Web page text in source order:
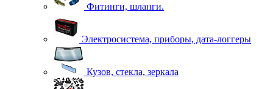
Фитинги, шланги.
Электросистема, приборы, дата-логгеры
Кузов, стекла, зеркала